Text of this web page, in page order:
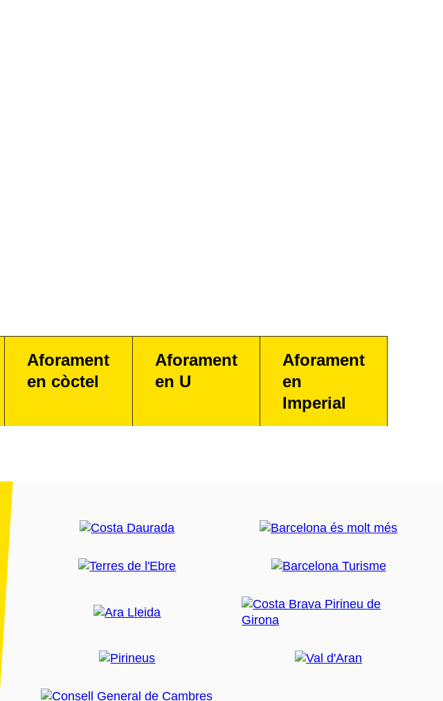
Aforament
en còctel
Aforament
en U
Aforament
en
Imperial